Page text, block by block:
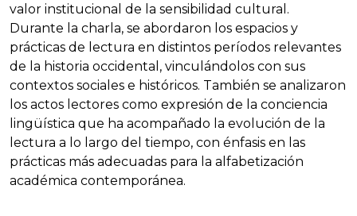
valor institucional de la sensibilidad cultural.
Durante la charla, se abordaron los espacios y
prácticas de lectura en distintos períodos relevantes
de la historia occidental, vinculándolos con sus
contextos sociales e históricos. También se analizaron
los actos lectores como expresión de la conciencia
lingüística que ha acompañado la evolución de la
lectura a lo largo del tiempo, con énfasis en las
prácticas más adecuadas para la alfabetización
académica contemporánea.